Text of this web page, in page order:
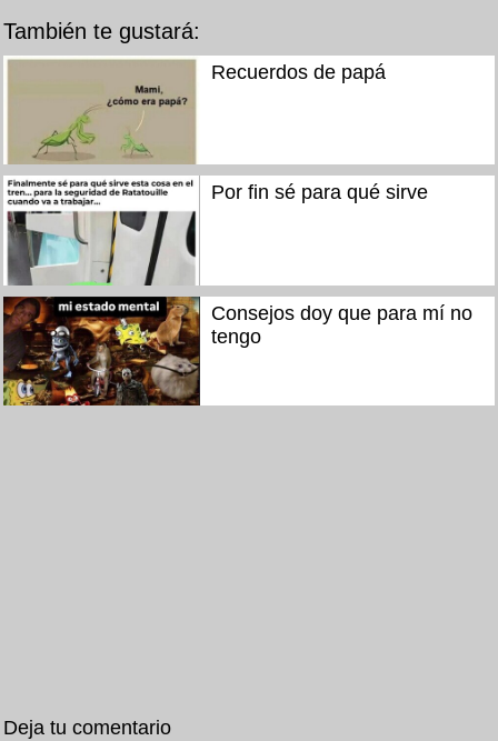
También te gustará:
Recuerdos de papá
Por fin sé para qué sirve
Consejos doy que para mí no
tengo
Deja tu comentario